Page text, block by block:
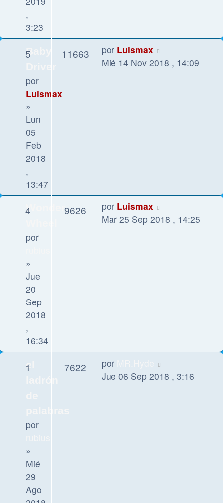
,
3:23
Baby
por
Luismax
»
Lun
05
Feb
2018
,
13:47
5 11663 por Luismax
Mié 14 Nov 2018 , 14:09
Wonder
por
»
Jue
20
Sep
2018
,
16:34
4 9626 por Luismax
Mar 25 Sep 2018 , 14:25
el
por
»
Mié
29
Ago
1 7622 por
Jue 06 Sep 2018 , 3:16